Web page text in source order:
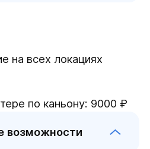
на всех локациях
по каньону: 9000 ₽
возможности